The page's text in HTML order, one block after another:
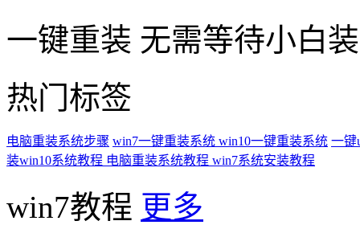
一键重装 无需等待小白
热门标签
电脑重装系统步骤 win7一键重装系统 win10一键重装系统 一键
装win10系统教程 电脑重装系统教程 win7系统安装教程
win7教程 更多